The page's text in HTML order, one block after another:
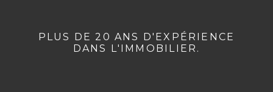
PLUS DE 20 ANS D'EXPÉRIENCE
DANS L'IMMOBILIER.